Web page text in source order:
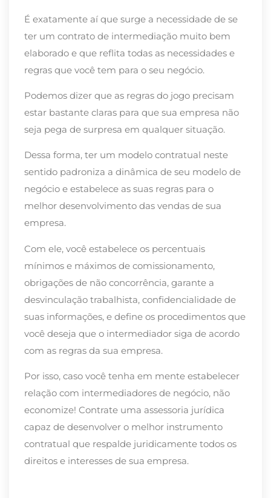
É exatamente aí que surge a necessidade de se
ter um contrato de intermediação muito bem
elaborado e que reflita todas as necessidades e
regras que você tem para o seu negócio.
Podemos dizer que as regras do jogo precisam
estar bastante claras para que sua empresa não
seja pega de surpresa em qualquer situação.
Dessa forma, ter um modelo contratual neste
sentido padroniza a dinâmica de seu modelo de
negócio e estabelece as suas regras para o
melhor desenvolvimento das vendas de sua
empresa.
Com ele, você estabelece os percentuais
mínimos e máximos de comissionamento,
obrigações de não concorrência, garante a
desvinculação trabalhista, confidencialidade de
suas informações, e define os procedimentos que
você deseja que o intermediador siga de acordo
com as regras da sua empresa.
Por isso, caso você tenha em mente estabelecer
relação com intermediadores de negócio, não
economize! Contrate uma assessoria jurídica
capaz de desenvolver o melhor instrumento
contratual que respalde juridicamente todos os
direitos e interesses de sua empresa.